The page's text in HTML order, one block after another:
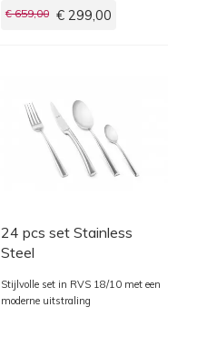
€ 659,00 € 299,00
24 pcs set Stainless
Steel
Stijlvolle set in RVS 18/10 met een
moderne uitstraling